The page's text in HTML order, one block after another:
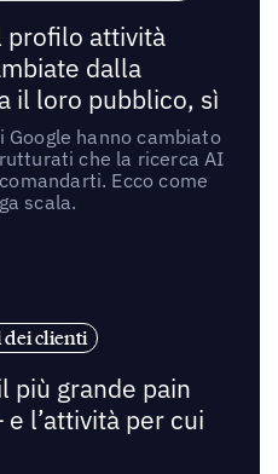
profilo attività
dalla
il loro pubblico, sì
hanno cambiato
che la ricerca AI
Ecco come
scala.
dei clienti
più grande pain
l’attività per cui